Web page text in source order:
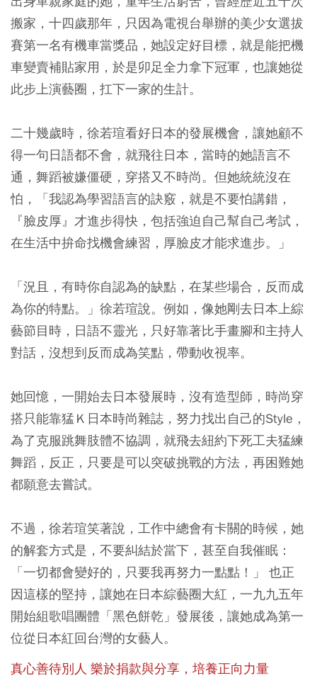
搬家，十四歲那年，只因為電視台舉辦的美少女選拔
賽第一名有機車當獎品，她設定好目標，就是能把機
車變賣補貼家用，於是卯足全力拿下冠軍，也讓她從
此步上演藝圈，扛下一家的生計。
二十幾歲時，徐若瑄看好日本的發展機會，讓她顧不
得一句日語都不會，就飛往日本，當時的她語言不
通，舞蹈被嫌僵硬，穿搭又不時尚。但她統統沒在
怕，「我認為學習語言的訣竅，就是不要怕講錯，
『臉皮厚』才進步得快，包括強迫自己幫自己考試，
在生活中拚命找機會練習，厚臉皮才能求進步。」
「況且，有時你自認為的缺點，在某些場合，反而成
為你的特點。」徐若瑄說。例如，像她剛去日本上綜
藝節目時，日語不靈光，只好靠著比手畫腳和主持人
對話，沒想到反而成為笑點，帶動收視率。
她回憶，一開始去日本發展時，沒有造型師，時尚穿
搭只能靠猛Ｋ日本時尚雜誌，努力找出自己的Style，
為了克服跳舞肢體不協調，就飛去紐約下死工夫猛練
舞蹈，反正，只要是可以突破挑戰的方法，再困難她
都願意去嘗試。
不過，徐若瑄笑著說，工作中總會有卡關的時候，她
的解套方式是，不要糾結於當下，甚至自我催眠：
「一切都會變好的，只要我再努力一點點！」 也正
因這樣的堅持，讓她在日本綜藝圈大紅，一九九五年
開始組歌唱團體「黑色餅乾」發展後，讓她成為第一
位從日本紅回台灣的女藝人。
真心善待別人 樂於捐款與分享，培養正向力量